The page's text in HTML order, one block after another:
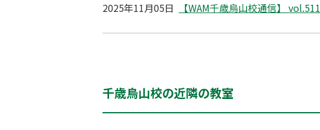
2025年11月05日
【WAM千歳烏山校通信】 vol.511
千歳烏山校の近隣の教室